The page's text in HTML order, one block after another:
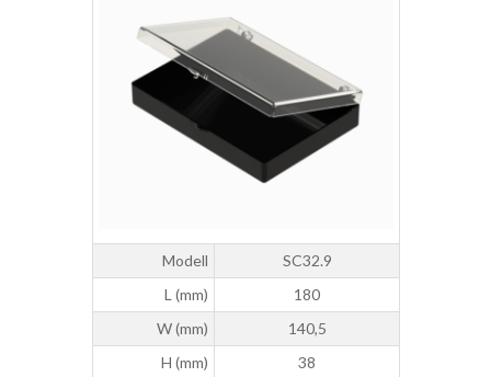
Modell
SC32.9
L (mm)
180
W (mm)
140,5
H (mm)
38